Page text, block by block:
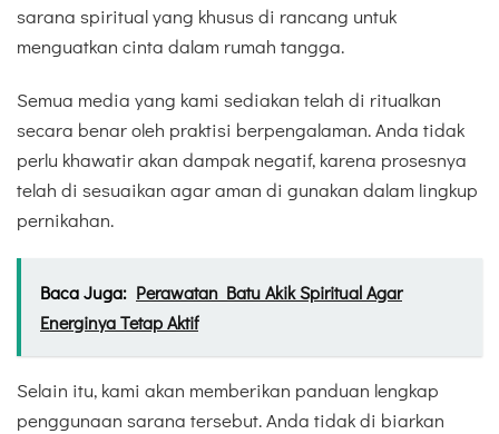
sarana spiritual yang khusus di rancang untuk
menguatkan cinta dalam rumah tangga.
Semua media yang kami sediakan telah di ritualkan
secara benar oleh praktisi berpengalaman. Anda tidak
perlu khawatir akan dampak negatif, karena prosesnya
telah di sesuaikan agar aman di gunakan dalam lingkup
pernikahan.
Baca Juga: Perawatan Batu Akik Spiritual Agar
Energinya Tetap Aktif
Selain itu, kami akan memberikan panduan lengkap
penggunaan sarana tersebut. Anda tidak di biarkan